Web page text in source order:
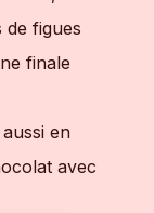
de figues
finale
en
avec